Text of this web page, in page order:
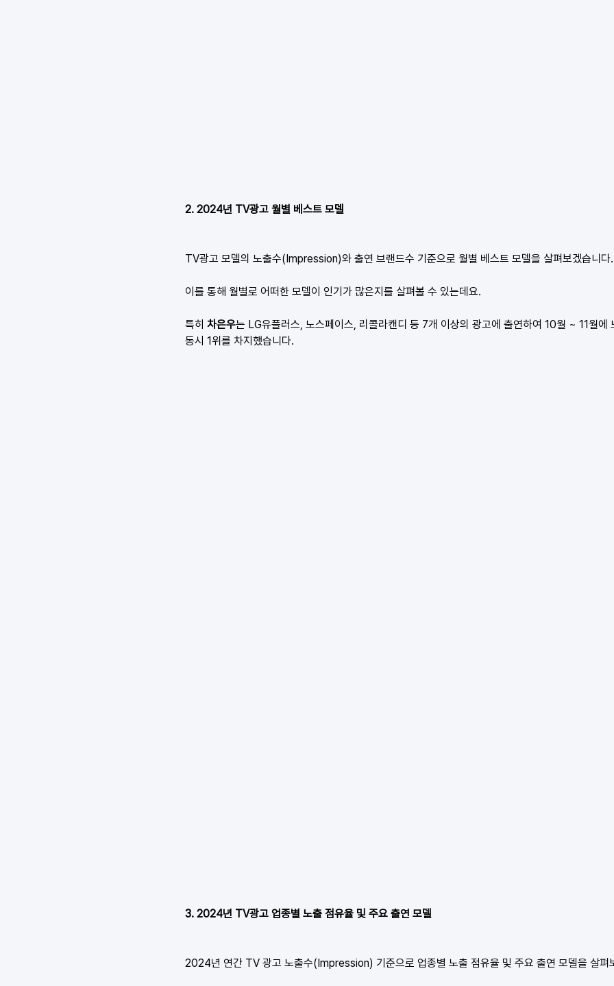
2. 2024년 TV광고 월별 베스트 모델
TV광고 모델의 노출수(Impression)와 출연 브랜드수 기준으로 월별 베스트 모델을 살펴보겠습니다.
이를 통해 월별로 어떠한 모델이 인기가 많은지를 살펴볼 수 있는데요.
특히 차은우는 LG유플러스, 노스페이스, 리콜라캔디 등 7개 이상의 광고에 출연하여 10월 ~ 11월에
동시 1위를 차지했습니다.
3. 2024년 TV광고 업종별 노출 점유율 및 주요 출연 모델
2024년 연간 TV 광고 노출수(Impression) 기준으로 업종별 노출 점유율 및 주요 출연 모델을 살펴